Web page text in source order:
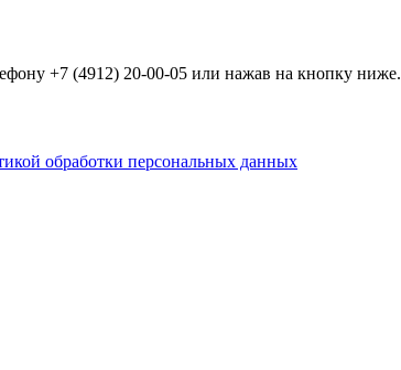
+7 (4912) 20-00-05 или нажав на кнопку ниже.
обработки персональных данных